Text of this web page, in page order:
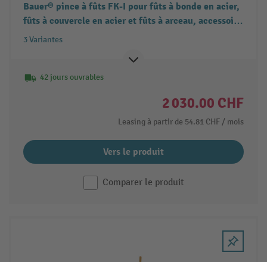
Bauer® pince à fûts FK-I pour fûts à bonde en acier,
fûts à couvercle en acier et fûts à arceau, accessoire
pour chariot élévateur, capacité de charge 500 kg
3 Variantes
42 jours ouvrables
2 030.00 CHF
Leasing à partir de 54.81 CHF / mois
Vers le produit
Comparer le produit